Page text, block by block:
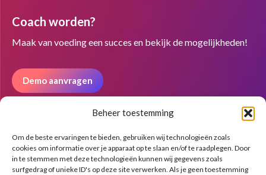
Beheer toestemming
Om de beste ervaringen te bieden, gebruiken wij technologieën zoals
cookies om informatie over je apparaat op te slaan en/of te raadplegen. Door
in te stemmen met deze technologieën kunnen wij gegevens zoals
surfgedrag of unieke ID's op deze site verwerken. Als je geen toestemming
opens
in
window
opens
in
window
opens
in
window
Coach worden?
Maak van voeding een succes en bekijk de mogelijkheden!
Demo aanvragen